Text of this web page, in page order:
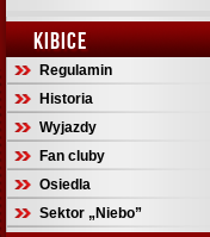
KIBICE
Regulamin
Historia
Wyjazdy
Fan cluby
Osiedla
Sektor „Niebo”